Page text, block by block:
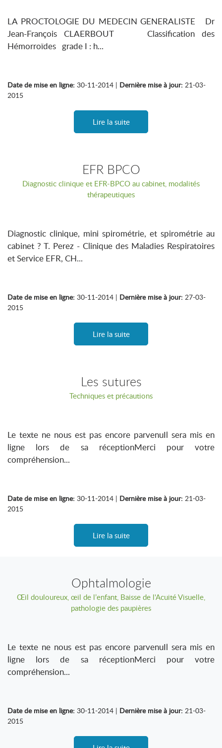
LA PROCTOLOGIE DU MEDECIN GENERALISTE Dr
Jean-François CLAERBOUT Classification des
Hémorroïdes grade I : h...
Date de mise en ligne: 30-11-2014 | Dernière mise à jour: 21-03-
2015
Lire la suite
EFR BPCO
Diagnostic clinique et EFR-BPCO au cabinet, modalités
thérapeutiques
Diagnostic clinique, mini spirométrie, et spirométrie au
cabinet ? T. Perez - Clinique des Maladies Respiratoires
et Service EFR, CH...
Date de mise en ligne: 30-11-2014 | Dernière mise à jour: 27-03-
2015
Lire la suite
Les sutures
Techniques et précautions
Le texte ne nous est pas encore parvenuIl sera mis en
ligne lors de sa réceptionMerci pour votre
compréhension...
Date de mise en ligne: 30-11-2014 | Dernière mise à jour: 21-03-
2015
Lire la suite
Ophtalmologie
Œil douloureux, œil de l’enfant, Baisse de l'Acuité Visuelle,
pathologie des paupières
Le texte ne nous est pas encore parvenuIl sera mis en
ligne lors de sa réceptionMerci pour votre
compréhension...
Date de mise en ligne: 30-11-2014 | Dernière mise à jour: 21-03-
2015